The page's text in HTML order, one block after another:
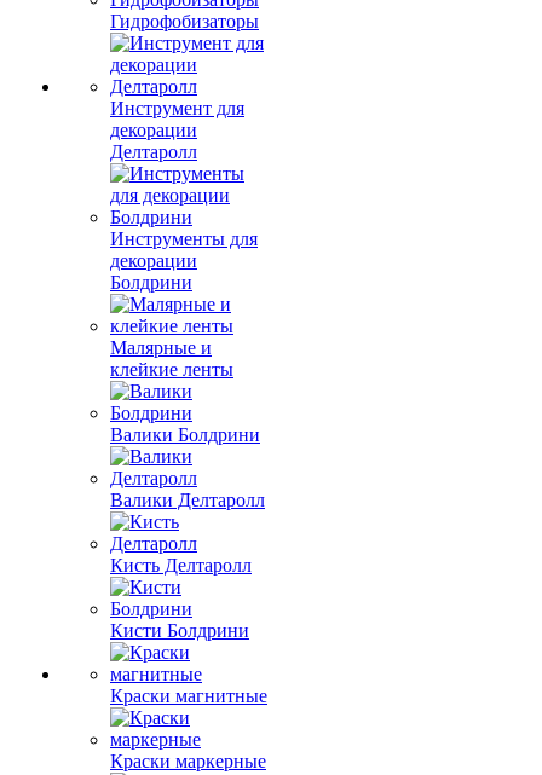
Гидрофобизаторы
Инструмент для
декорации
Делтаролл
Инструменты для
декорации
Болдрини
Малярные и
клейкие ленты
Валики Болдрини
Валики Делтаролл
Кисть Делтаролл
Кисти Болдрини
Краски магнитные
Краски маркерные